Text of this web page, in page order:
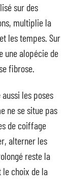
sur des
multiplie la
les tempes. Sur
une alopécie de
fibrose.
les poses
ne se situe pas
de coiffage
alterner les
reste la
choix de la